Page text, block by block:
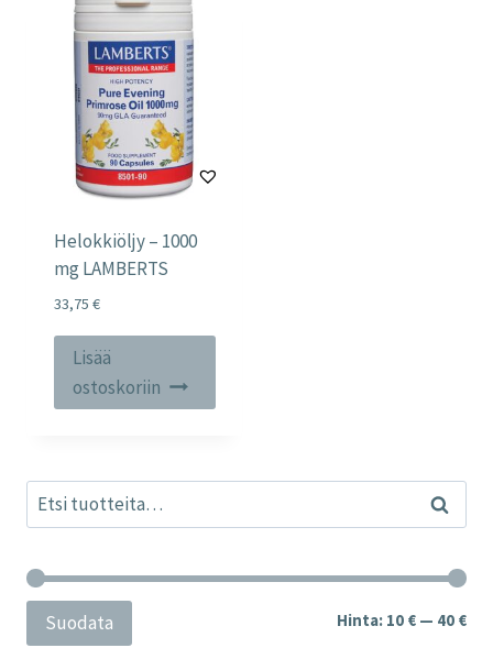
Helokkiöljy – 1000
mg LAMBERTS
33,75 €
Lisää
ostoskoriin
Etsi: Haku
Suodata Hinta: 10 € — 40 €